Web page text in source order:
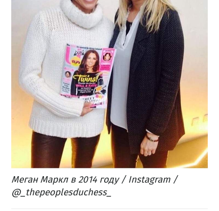
Меган Маркл в 2014 году / Instagram /
@_thepeoplesduchess_